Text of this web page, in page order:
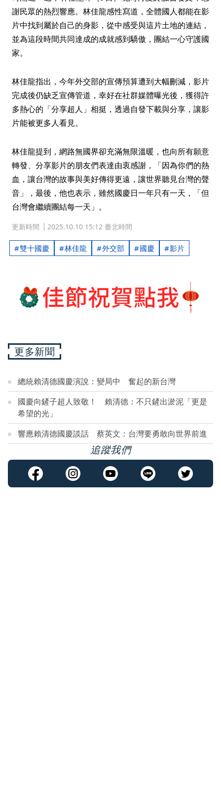
謝民眾的熱烈響應。林佳龍感性寫道，全體國人都能在影
片中找到屬於自己的身影，從中感受與這片土地的連結，
並為這段時間共同達成的成就感到驕傲，團結一心守護國
家。
林佳龍指出，今年外交部的宣傳預算遭到大幅刪減，影片
完成後仍缺乏宣傳管道，幸好在社群媒體曝光後，獲得許
多熱心的「分享超人」相挺，透過自發下載與分享，讓影
片能被更多人看見。
林佳龍提到，網路無國界卻充滿無限溫暖，也向所有願意
轉發、分享影片的朋友們表達由衷感謝，「因為你們的熱
血，讓台灣的故事與美好傳得更遠，讓世界聽見台灣的聲
音」，最後，他也表示，雖然國慶日一年只有一天，「但
台灣會繼續團結每一天」。
更新時間 2025.10.10 15:12 臺北時間
雙十國慶 林佳龍 外交部 國慶 影片
更多新聞
總統賴清德國慶演說：變局中 奮起的新台灣
國慶向鏟子超人致敬！ 賴清德：不只鏟出淤泥「更是
希望的光」
響應賴清德國慶談話 蔡英文：台灣要勇敢向世界前進
追蹤我們